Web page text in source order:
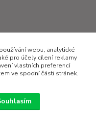
webu, analytické
pro účely cílení reklamy
vlastních preferencí
ve spodní části stránek.